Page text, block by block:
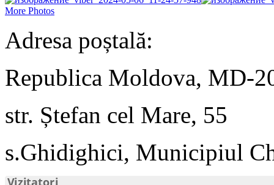
More Photos
Adresa poștală:
Republica Moldova, MD-
str. Ștefan cel Mare, 55
s.Ghidighici, Municipiul